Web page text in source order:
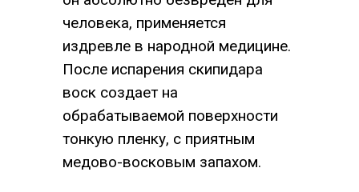
человека, применяется
издревле в народной медицине.
После испарения скипидара
воск создает на
обрабатываемой поверхности
тонкую пленку, с приятным
медо­во-восковым запахом.